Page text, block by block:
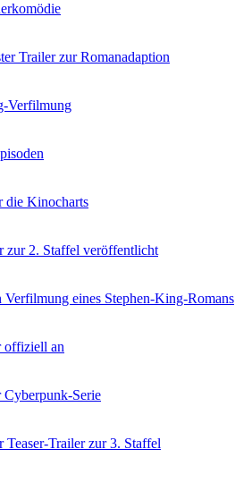
Trailer zur Romanadaption
Verfilmung
die Kinocharts
zur 2. Staffel veröffentlicht
Verfilmung eines Stephen-King-Romans
offiziell an
Cyberpunk-Serie
Trailer zur 3. Staffel